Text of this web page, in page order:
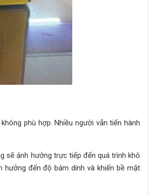
phù hợp. Nhiều người vẫn tiến hành
sẽ ảnh hưởng trực tiếp đến quá trình khô
đến độ bám dính và khiến bề mặt